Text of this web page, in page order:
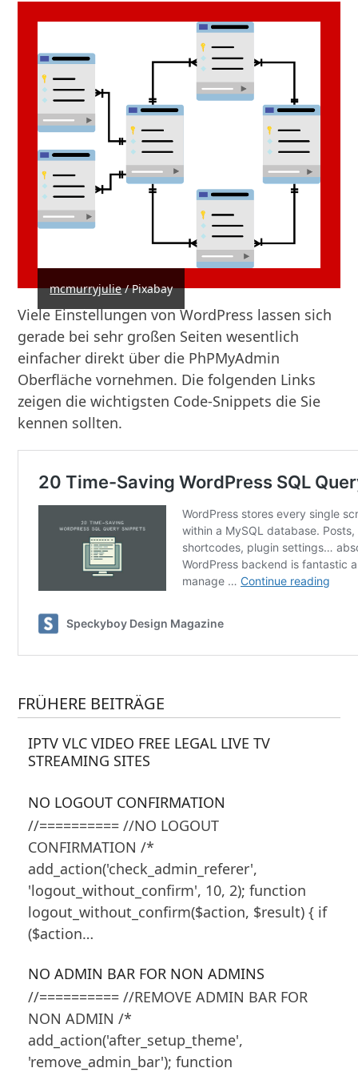
mcmurryjulie/ Pixabay
Viele Einstellungen von WordPress lassen sich
gerade bei sehr großen Seiten wesentlich
einfacher direkt über die PhPMyAdmin
Oberfläche vornehmen. Die folgenden Links
zeigen die wichtigsten Code-Snippets die Sie
kennen sollten.
FRÜHERE BEITRÄGE
IPTV VLC VIDEO FREE LEGAL LIVE TV
STREAMING SITES
NO LOGOUT CONFIRMATION
//========== //NO LOGOUT
CONFIRMATION /*
add_action('check_admin_referer',
'logout_without_confirm', 10, 2); function
logout_without_confirm($action, $result) { if
($action…
NO ADMIN BAR FOR NON ADMINS
//========== //REMOVE ADMIN BAR FOR
NON ADMIN /*
add_action('after_setup_theme',
'remove_admin_bar'); function